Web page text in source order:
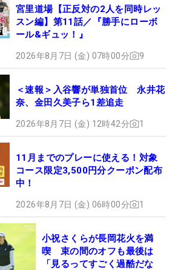
宮里道場【正反対の2人を同時レッ
スン編】第11話／『勝手にローボ
ール&ギュッ！』
2026年8月7日 (金) 07時00分 9
＜速報＞入谷響が単独首位 永井花
奈、金田久美子ら1差追走
2026年8月7日 (金) 12時42分 1
11月までのプレーに使える！対象
コース限定3,500円分クーポン配布
中！
2026年8月7日 (金) 06時00分 1
小祝さくらが長岡花火を満
喫 束の間のオフも最後は
「見るってすごく過酷だな